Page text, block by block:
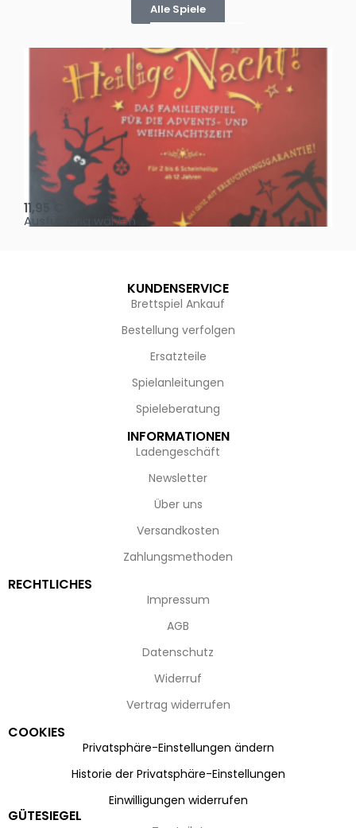
Alle Spiele
Oh, heilige Nacht!
11,95
Ausführung wählen
KUNDENSERVICE
Brettspiel Ankauf
Bestellung verfolgen
Ersatzteile
Spielanleitungen
Spieleberatung
INFORMATIONEN
Ladengeschäft
Newsletter
Über uns
Versandkosten
Zahlungsmethoden
RECHTLICHES
Impressum
AGB
Datenschutz
Widerruf
Vertrag widerrufen
COOKIES
Privatsphäre-Einstellungen ändern
Historie der Privatsphäre-Einstellungen
Einwilligungen widerrufen
GÜTESIEGEL